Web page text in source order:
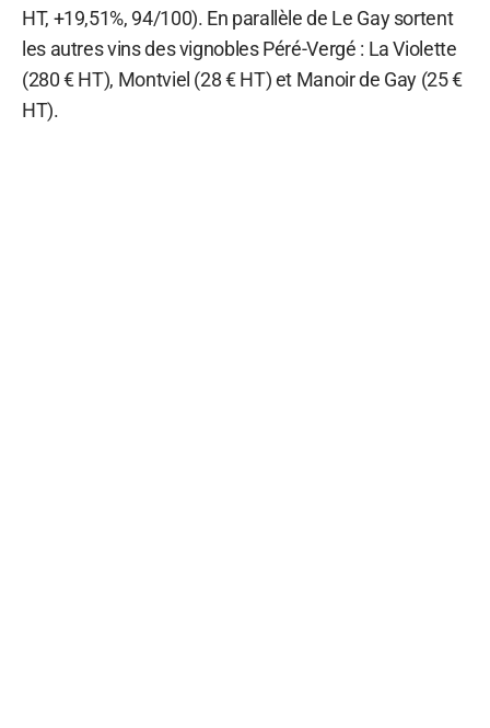
HT, +19,51%, 94/100). En parallèle de Le Gay sortent
les autres vins des vignobles Péré-Vergé : La Violette
(280 € HT), Montviel (28 € HT) et Manoir de Gay (25 €
HT).